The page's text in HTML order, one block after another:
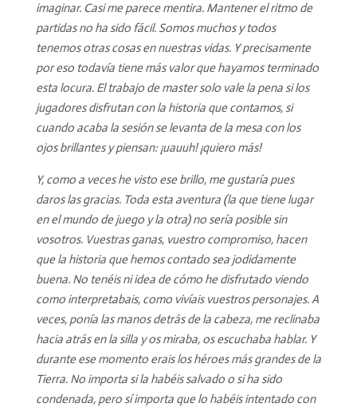
imaginar. Casi me parece mentira. Mantener el ritmo de
partidas no ha sido fácil. Somos muchos y todos
tenemos otras cosas en nuestras vidas. Y precisamente
por eso todavía tiene más valor que hayamos terminado
esta locura. El trabajo de master solo vale la pena si los
jugadores disfrutan con la historia que contamos, si
cuando acaba la sesión se levanta de la mesa con los
ojos brillantes y piensan: ¡uauuh! ¡quiero más!
Y, como a veces he visto ese brillo, me gustaría pues
daros las gracias. Toda esta aventura (la que tiene lugar
en el mundo de juego y la otra) no sería posible sin
vosotros. Vuestras ganas, vuestro compromiso, hacen
que la historia que hemos contado sea jodidamente
buena. No tenéis ni idea de cómo he disfrutado viendo
como interpretabais, como vivíais vuestros personajes. A
veces, ponía las manos detrás de la cabeza, me reclinaba
hacia atrás en la silla y os miraba, os escuchaba hablar. Y
durante ese momento erais los héroes más grandes de la
Tierra. No importa si la habéis salvado o si ha sido
condenada, pero sí importa que lo habéis intentado con